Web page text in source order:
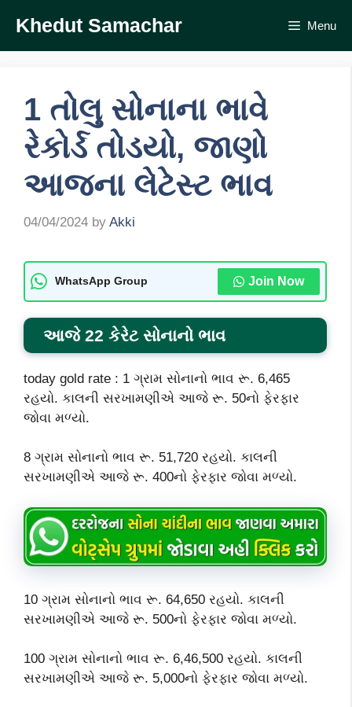
content
Khedut Samachar Menu
1 તોલુ સોનાના ભાવે
રેકોર્ડ તોડયો, જાણો
આજના લેટેસ્ટ ભાવ
04/04/2024 by Akki
WhatsApp Group Join Now
આજે 22 કેરેટ સોનાનો ભાવ
today gold rate : 1 ગ્રામ સોનાનો ભાવ રૂ. 6,465
રહયો. કાલની સરખામણીએ આજે રૂ. 50નો ફેરફાર
જોવા મળ્યો.
8 ગ્રામ સોનાનો ભાવ રૂ. 51,720 રહયો. કાલની
સરખામણીએ આજે રૂ. 400નો ફેરફાર જોવા મળ્યો.
10 ગ્રામ સોનાનો ભાવ રૂ. 64,650 રહયો. કાલની
સરખામણીએ આજે રૂ. 500નો ફેરફાર જોવા મળ્યો.
100 ગ્રામ સોનાનો ભાવ રૂ. 6,46,500 રહયો. કાલની
સરખામણીએ આજે રૂ. 5,000નો ફેરફાર જોવા મળ્યો.